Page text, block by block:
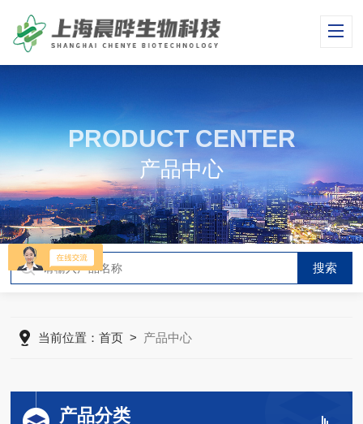
PRODUCT CENTER
产品中心
当前位置：首页 > 产品中心
产品分类